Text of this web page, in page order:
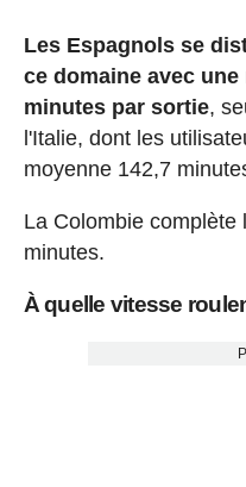
Les Espagnols se
ce domaine avec une
minutes par sortie,
l'Italie, dont les
moyenne 142,7
La Colombie complète
minutes.
À quelle vitesse